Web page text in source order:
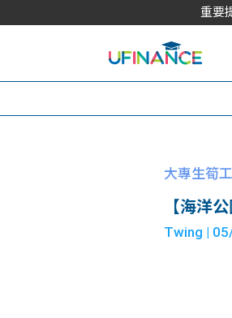
重要
大專生筍
【海洋
Twing |